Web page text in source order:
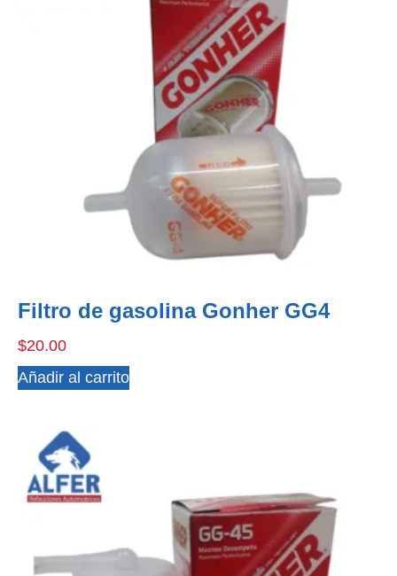
Filtro de gasolina Gonher GG4
$20.00
Añadir al carrito